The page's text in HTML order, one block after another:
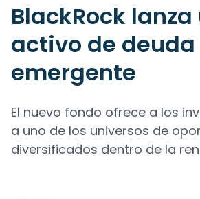
BlackRock lanza
activo de deuda
emergente
El nuevo fondo ofrece a los
a uno de los universos de
diversificados dentro de la